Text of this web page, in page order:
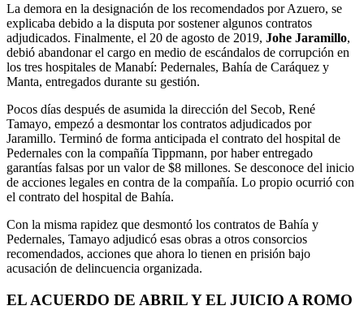
La demora en la designación de los recomendados por Azuero, se
explicaba debido a la disputa por sostener algunos contratos
adjudicados. Finalmente, el 20 de agosto de 2019, Johe Jaramillo,
debió abandonar el cargo en medio de escándalos de corrupción en
los tres hospitales de Manabí: Pedernales, Bahía de Caráquez y
Manta, entregados durante su gestión.
Pocos días después de asumida la dirección del Secob, René
Tamayo, empezó a desmontar los contratos adjudicados por
Jaramillo. Terminó de forma anticipada el contrato del hospital de
Pedernales con la compañía Tippmann, por haber entregado
garantías falsas por un valor de $8 millones. Se desconoce del inicio
de acciones legales en contra de la compañía. Lo propio ocurrió con
el contrato del hospital de Bahía.
Con la misma rapidez que desmontó los contratos de Bahía y
Pedernales, Tamayo adjudicó esas obras a otros consorcios
recomendados, acciones que ahora lo tienen en prisión bajo
acusación de delincuencia organizada.
EL ACUERDO DE ABRIL Y EL JUICIO A ROMO